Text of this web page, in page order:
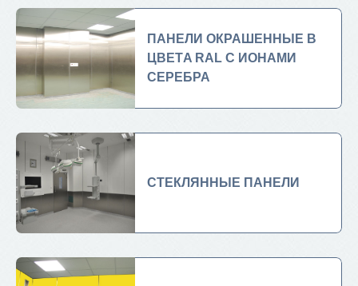
ПАНЕЛИ OКРАШЕННЫE В
ЦВЕТA RAL С ИОНАМИ
СЕРЕБРА
СТЕКЛЯННЫЕ ПАНЕЛИ